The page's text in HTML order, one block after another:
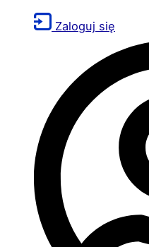
Zaloguj się